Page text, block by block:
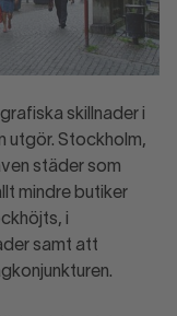
skillnader i
utgör. Stockholm,
städer som
mindre butiker
i
samt att